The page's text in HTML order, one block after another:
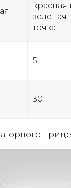
красная
зеленая
точка
5
30